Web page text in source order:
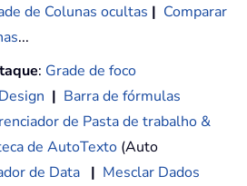
de Colunas ocultas | Comparar
...
: Grade de foco
| Barra de fórmulas
de Pasta de trabalho &
de AutoTexto (Auto
de Data | Mesclar Dados